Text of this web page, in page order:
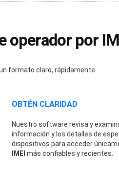
operador por
formato claro, rápidamente.
OBTÉN CLARIDAD
Nuestro software revisa y
información y los detalles de
dispositivos para acceder
IMEI más confiables y recientes.